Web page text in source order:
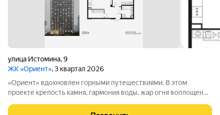
улица Истомина,9
ЖК «Ориент», 3 квартал 2026
«Ориент» вдохновлен горными путешествиями. В этом
проекте крепость камня, гармония воды, жар огня воплощены
технологиями. Здесь вы получите повседневность,